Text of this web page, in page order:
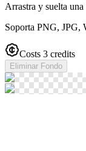
Arrastra y suelta
Soporta PNG, JPG,
Costs 3 credits
Eliminar Fondo